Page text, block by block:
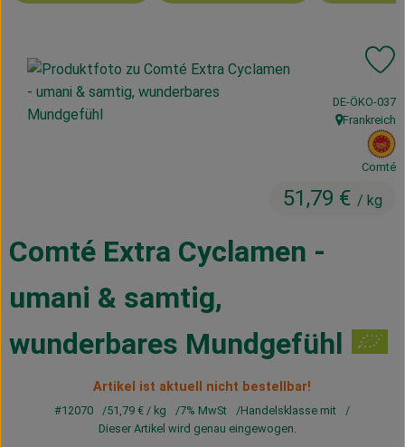
Ökokisten
Obst & Gemüse
Über uns
Neues vom Hof
Comté Extra Cyclamen -
umani & samtig,
wunderbares Mundgefühl
51,79 € / kg
,DE-ÖKO-037
, Herkunft:
Frankreich
,
Comté
Artikel ist aktuell nicht bestellbar!
#12070 51,79 €/ kg 7% MwSt
Handelsklasse mit
Dieser Artikel wird genau eingewogen.